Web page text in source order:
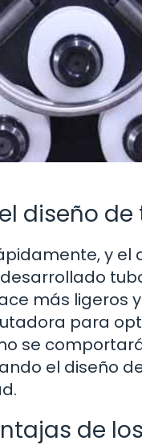
diseño
y el
más ligeros
para
se
el diseño
de